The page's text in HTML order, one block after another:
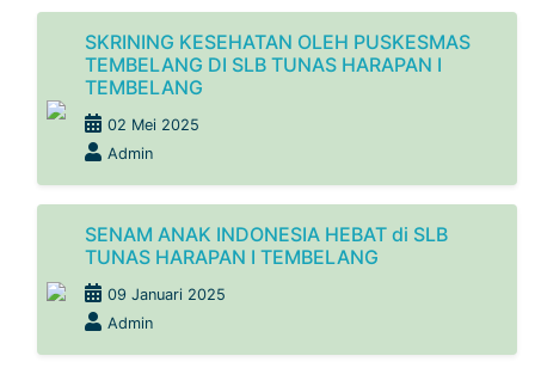
SKRINING KESEHATAN OLEH PUSKESMAS
TEMBELANG DI SLB TUNAS HARAPAN I
TEMBELANG
02 Mei 2025
Admin
SENAM ANAK INDONESIA HEBAT di SLB
TUNAS HARAPAN I TEMBELANG
09 Januari 2025
Admin